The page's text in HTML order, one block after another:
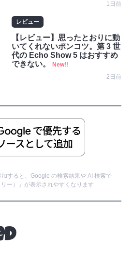
1日前
レビュー
【レビュー】思ったとおりに動
いてくれないポンコツ。第 3 世
代の Echo Show 5 はおすすめ
できない。
New!!
2日前
加すると、Google の検索結果や AI 検索で
リー）」が表示されやすくなります